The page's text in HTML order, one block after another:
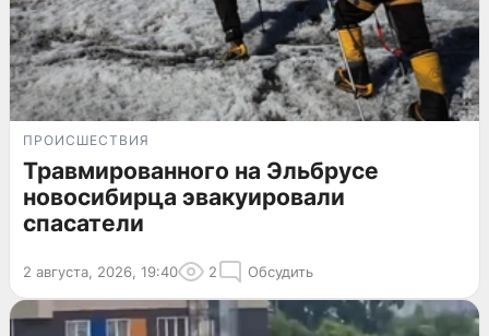
ПРОИСШЕСТВИЯ
Травмированного на Эльбрусе
новосибирца эвакуировали
спасатели
2 августа, 2026, 19:40 2 Обсудить